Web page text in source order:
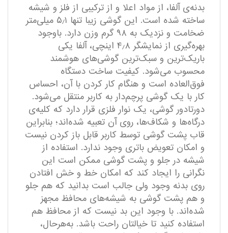
بدنه‌ی آلفا، از مواد اعلا و از ترکیبی از فلز و شیشه
ساخته شده است. این گوشی زیبا تنها ۵٫۱ میلی‌متر
ضخامت و نزدیک به ۹۸ گرم وزن دارد. باوجود
بهره‌گیری از نمایشگر ۴٫۸ اینچی، آلفا یکی
باریک‌ترین و سبک‌ترین گوشی‌های هوشمند
محسوب می‌شود. کیفیت ساخت دستگاه
فوق‌العاده است و هنگام کار کردن با آن، احساس
کار با یک گوشی پرچم‌دار به کاربر منتقل می‌شود.
دورتادور گوشی، یک نوار فلزی قرار دارد که کلیه‌ی
درگاه‌ها و شکاف‌ها، روی آن تعبیه شده‌اند؛ بنابراین
قاب پشت گوشی توسط کاربر قابل باز کردن نیست
و امکان تعویض باتری وجود ندارد. استفاده از
شیشه در جلو و پشت گوشی ممکن است این
نگرانی را ایجاد کند که امکان خط و خش افتادن
روی بدنه وجود ولی جالب است بدانید که هم جلو
و هم پشت گوشی به شیشه‌های محافظ مجهز
شده‌اند. با وجود این بد نیست که از محافظ هم
استفاده کنید تا خیالتان راحت باشد. به‌هرحال،